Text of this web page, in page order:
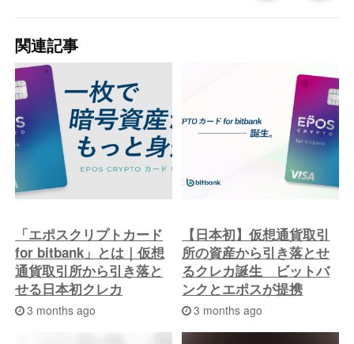
去
の
投
稿
へ
関連記事
「エポスクリプトカード
for bitbank」とは｜仮想
通貨取引所から引き落と
せる日本初クレカ
3 months ago
【日本初】仮想通貨取引
所の資産から引き落とせ
るクレカ誕生 ビットバ
ンクとエポスが提携
3 months ago